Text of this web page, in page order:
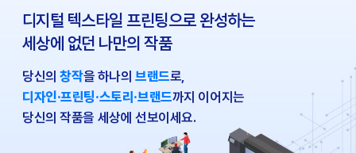
디지털 텍스타일 프린팅으로 완성하는
세상에 없던 나만의 작품
당신의창작을 하나의 브랜드로,
디자인·프린팅·스토리·브랜드까지 이어지는
당신의 작품을 세상에 선보이세요.